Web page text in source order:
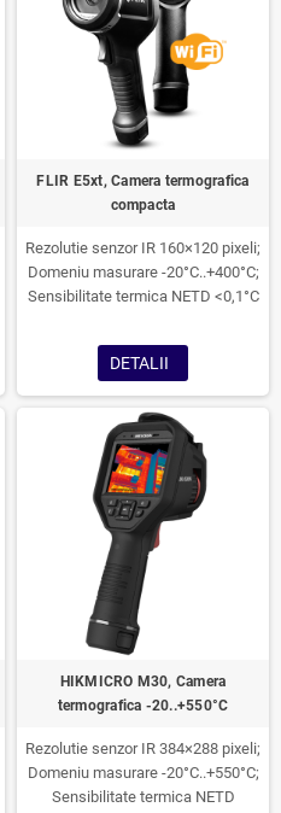
FLIR E5xt, Camera termografica
compacta
Rezolutie senzor IR 160×120 pixeli;
Domeniu masurare -20°C..+400°C;
Sensibilitate termica NETD <0,1°C
DETALII
HIKMICRO M30, Camera
termografica -20..+550°C
Rezolutie senzor IR 384×288 pixeli;
Domeniu masurare -20°C..+550°C;
Sensibilitate termica NETD